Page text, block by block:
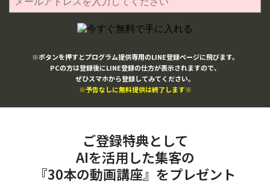
※ボタンを押すとプログラム提供専用のLINE登録ページに飛びます。
PCの方は登録後にLINE登録の仕方が表示されますので、
ぜひスマホから登録してみてください。
※予告なしに無料提供は終了します※
ご登録特典として
AIを活用した集客の
『30本の動画講座』をプレゼント